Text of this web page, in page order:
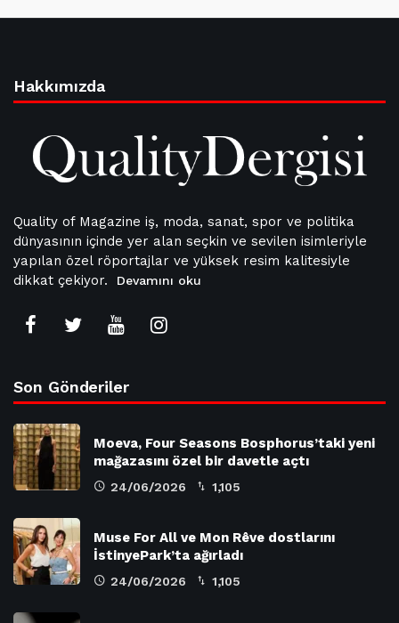
Hakkımızda
Quality of Magazine iş, moda, sanat, spor ve politika
dünyasının içinde yer alan seçkin ve sevilen isimleriyle
yapılan özel röportajlar ve yüksek resim kalitesiyle
dikkat çekiyor.
Devamını oku
Son Gönderiler
Moeva, Four Seasons Bosphorus’taki yeni
mağazasını özel bir davetle açtı
24/06/2026 1,105
Muse For All ve Mon Rêve dostlarını
İstinyePark’ta ağırladı
24/06/2026 1,105